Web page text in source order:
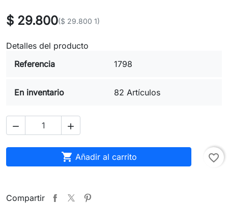
$ 29.800($ 29.800 1)
Detalles del producto
Referencia
1798
En inventario 82 Artículos
 
 Añadir al carrito favorite_border
Compartir